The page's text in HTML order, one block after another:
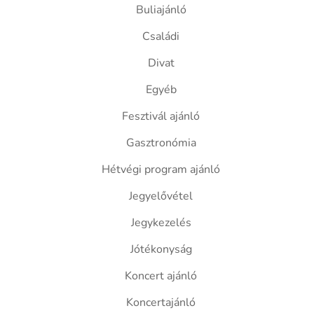
Buliajánló
Családi
Divat
Egyéb
Fesztivál ajánló
Gasztronómia
Hétvégi program ajánló
Jegyelővétel
Jegykezelés
Jótékonyság
Koncert ajánló
Koncertajánló